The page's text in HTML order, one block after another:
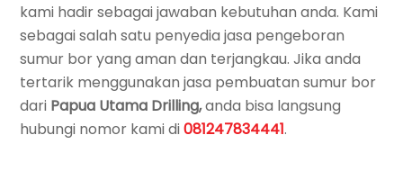
kami hadir sebagai jawaban kebutuhan anda. Kami
sebagai salah satu penyedia jasa pengeboran
sumur bor yang aman dan terjangkau. Jika anda
tertarik menggunakan jasa pembuatan sumur bor
dari Papua Utama Drilling,anda bisa langsung
hubungi nomor kami di081247834441.